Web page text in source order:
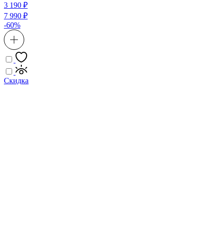
3 190 ₽
7 990 ₽
-60%
Скидка